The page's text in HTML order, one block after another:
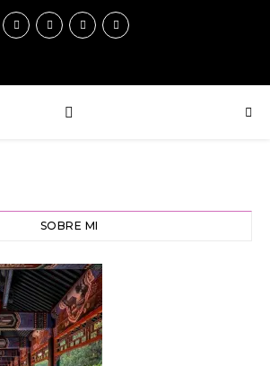
SOBRE MI